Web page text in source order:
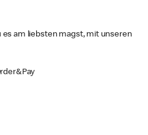
es am liebsten magst, mit unseren